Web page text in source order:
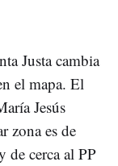
Justa cambia
el mapa. El
Jesús
zona es de
de cerca al PP